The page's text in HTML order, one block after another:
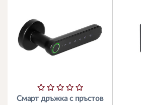
Смарт дръжка с пръстов